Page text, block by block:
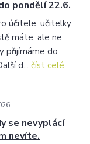
pondělí 22.6.
účitele, učitelky
máte, ale ne
přijímáme do
d...číst celé
se nevyplácí
nevíte.